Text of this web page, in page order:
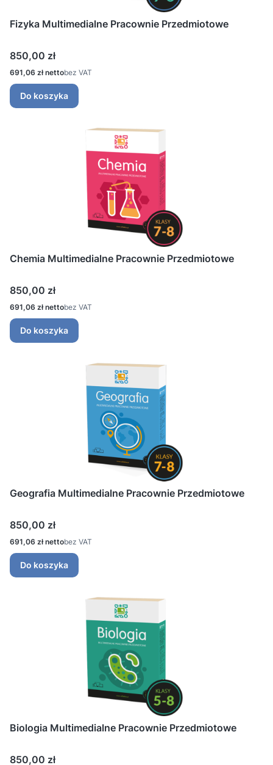
Fizyka Multimedialne Pracownie Przedmiotowe
Cena
850,00 zł
Cena
691,06 zł bez VAT
Do koszyka
Chemia Multimedialne Pracownie Przedmiotowe
Cena
850,00 zł
Cena
691,06 zł bez VAT
Do koszyka
Geografia Multimedialne Pracownie Przedmiotowe
Cena
850,00 zł
Cena
691,06 zł bez VAT
Do koszyka
Biologia Multimedialne Pracownie Przedmiotowe
Cena
850,00 zł